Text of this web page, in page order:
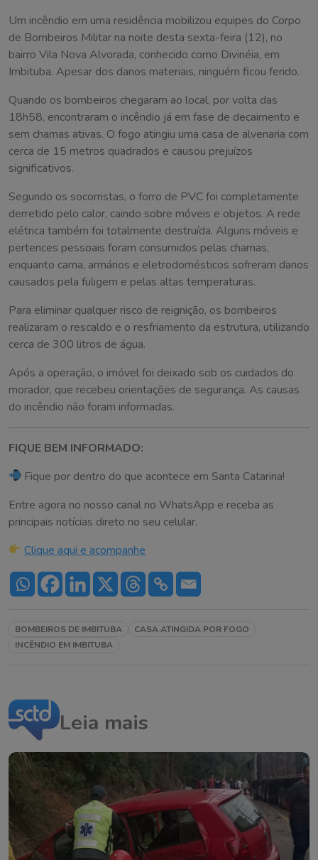
Um incêndio em uma residência mobilizou equipes do Corpo
de Bombeiros Militar na noite desta sexta-feira (12), no
bairro Vila Nova Alvorada, conhecido como Divinéia, em
Imbituba. Apesar dos danos materiais, ninguém ficou ferido.
Quando os bombeiros chegaram ao local, por volta das
18h58, encontraram o incêndio já em fase de decaimento e
sem chamas ativas. O fogo atingiu uma casa de alvenaria com
cerca de 15 metros quadrados e causou prejuízos
significativos.
Segundo os socorristas, o forro de PVC foi completamente
derretido pelo calor, caindo sobre móveis e objetos. A rede
elétrica também foi totalmente destruída. Alguns móveis e
pertences pessoais foram consumidos pelas chamas,
enquanto cama, armários e eletrodomésticos sofreram danos
causados pela fuligem e pelas altas temperaturas.
Para eliminar qualquer risco de reignição, os bombeiros
realizaram o rescaldo e o resfriamento da estrutura, utilizando
cerca de 300 litros de água.
Após a operação, o imóvel foi deixado sob os cuidados do
morador, que recebeu orientações de segurança. As causas
do incêndio não foram informadas.
FIQUE BEM INFORMADO:
Fique por dentro do que acontece em Santa Catarina!
Entre agora no nosso canal no WhatsApp e receba as
principais notícias direto no seu celular.
Clique aqui e acompanhe
BOMBEIROS DE IMBITUBA
CASA ATINGIDA POR FOGO
INCÊNDIO EM IMBITUBA
Leia mais